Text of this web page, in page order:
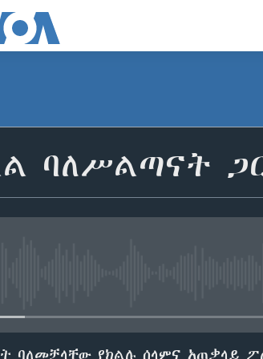
ባለሥልጣናት
ባለመቻላቸው የክልሉ ሰላምና አጠቃላይ